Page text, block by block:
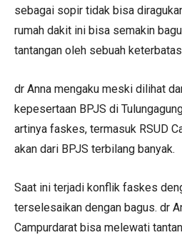
sebagai sopir tidak bisa
rumah dakit ini bisa semakin
tantangan oleh sebuah
dr Anna mengaku meski dilihat
kepesertaan BPJS di
artinya faskes, termasuk RSUD
akan dari BPJS terbilang banyak.
Saat ini terjadi konflik faskes
terselesaikan dengan bagus. dr
Campurdarat bisa melewati